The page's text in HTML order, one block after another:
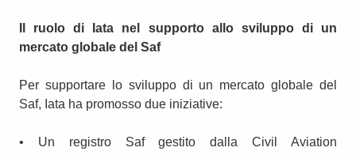
Il ruolo di Iata nel supporto allo sviluppo di un
mercato globale del Saf
Per supportare lo sviluppo di un mercato globale del
Saf, Iata ha promosso due iniziative:
• Un registro Saf gestito dalla Civil Aviation